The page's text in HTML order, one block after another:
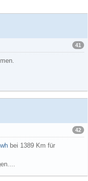
41
42
bei 1389 Km für